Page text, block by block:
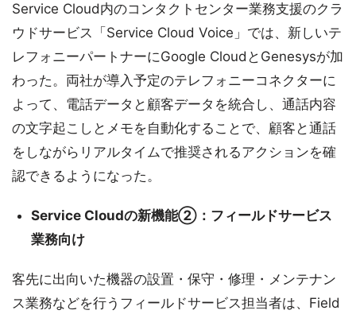
Service Cloud内のコンタクトセンター業務支援のクラ
ウドサービス「Service Cloud Voice」では、新しいテ
レフォニーパートナーにGoogle CloudとGenesysが加
わった。両社が導入予定のテレフォニーコネクターに
よって、電話データと顧客データを統合し、通話内容
の文字起こしとメモを自動化することで、顧客と通話
をしながらリアルタイムで推奨されるアクションを確
認できるようになった。
Service Cloudの新機能②：フィールドサービス
業務向け
客先に出向いた機器の設置・保守・修理・メンテナン
ス業務などを行うフィールドサービス担当者は、Field